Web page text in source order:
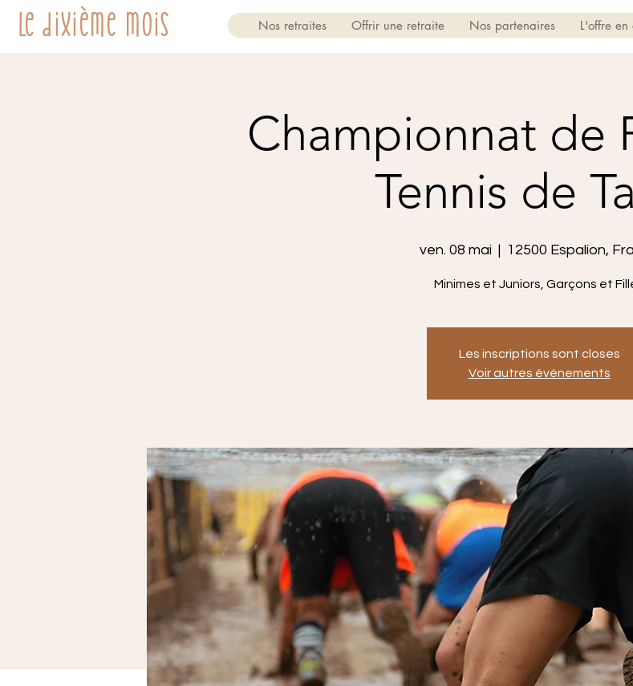
Le dixième mois Nos retraites Offrir une retraite Nos partenaires L'offre en
Championnat de
Tennis de
ven. 08 mai
  |
12500 Espalion,
Minimes et Juniors, Garçons et
Les inscriptions sont closes
Voir autres événements